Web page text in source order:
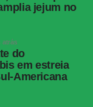
jejum no
atrás
do
em estreia
Americana